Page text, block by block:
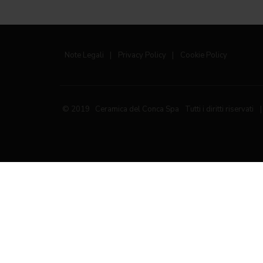
Note Legali Privacy Policy Cookie Policy
© 2019 Ceramica del Conca Spa Tutti i diritti riservati